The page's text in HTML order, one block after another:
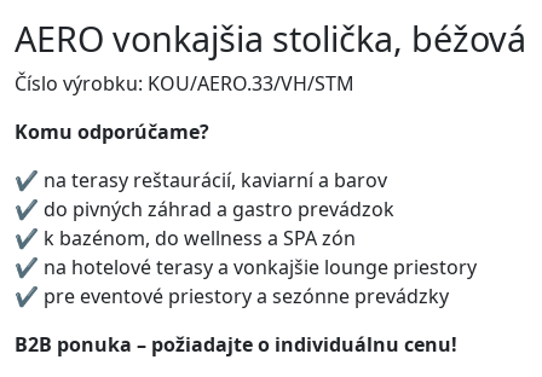
AERO vonkajšia stolička, béžová
Číslo výrobku: KOU/AERO.33/VH/STM
Komu odporúčame?
✔ na terasy reštaurácií, kaviarní a barov
✔ do pivných záhrad a gastro prevádzok
✔ k bazénom, do wellness a SPA zón
✔ na hotelové terasy a vonkajšie lounge priestory
✔ pre eventové priestory a sezónne prevádzky
B2B ponuka – požiadajte o individuálnu cenu!